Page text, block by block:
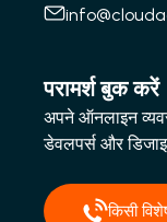
परामर्श बुक करें
अपने ऑनलाइन
डेवलपर्स और
किसी